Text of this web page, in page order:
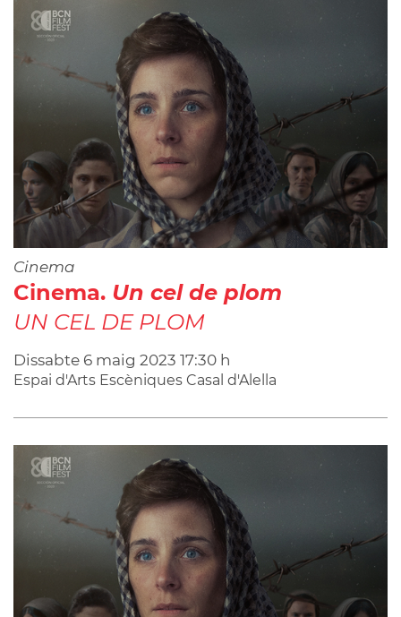
Cinema
Cinema. Un cel de plom
UN CEL DE PLOM
Dissabte 6 maig 2023 17:30 h
Espai d'Arts Escèniques Casal d'Alella